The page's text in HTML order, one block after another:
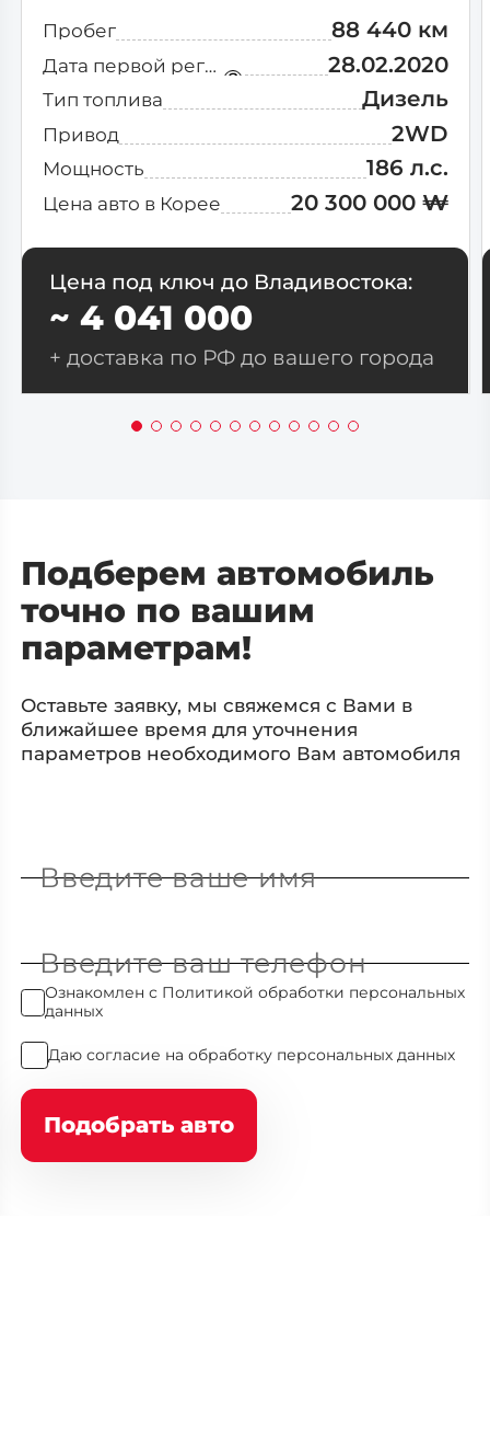
Пробег 88 440 км
Дата первой регистрации 28.02.2020
Тип топлива Дизель
Привод 2WD
Мощность 186 л.с.
Цена авто в Корее 20 300 000 ₩
Цена под ключ до Владивостока:
~ 4 041 000
+ доставка по РФ до вашего города
Подберем автомобиль
точно по вашим
параметрам!
Оставьте заявку, мы свяжемся с Вами в
ближайшее время для уточнения
параметров необходимого Вам автомобиля
Введите ваше имя
Введите ваш телефон
Ознакомлен с Политикой обработки персональных
данных
Даю согласие на обработку персональных данных
Подобрать авто